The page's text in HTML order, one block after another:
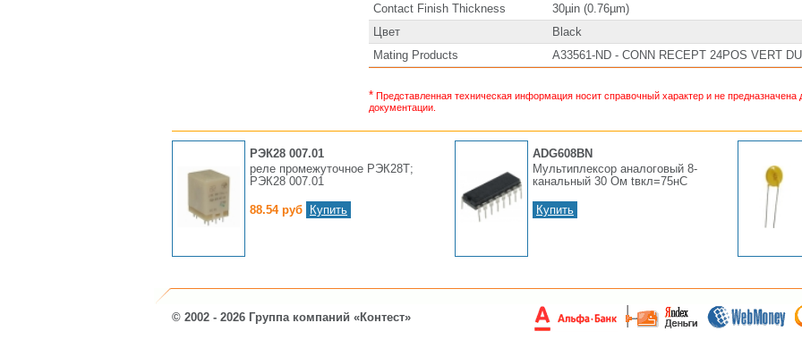
Contact Finish Thickness
30µin (0.76µm)
Цвет
Black
Mating Products
A33561-ND - CONN RECEPT 24POS VERT
* Представленная техническая информация носит справочный характер и не предназначена
документации.
РЭК28 007.01
реле промежуточное РЭК28Т;
РЭК28 007.01
88.54 руб Купить
ADG608BN
Мультиплексор аналоговый 8-
канальный 30 Ом tвкл=75нС
Купить
© 2002 - 2026 Группа компаний «Контест»